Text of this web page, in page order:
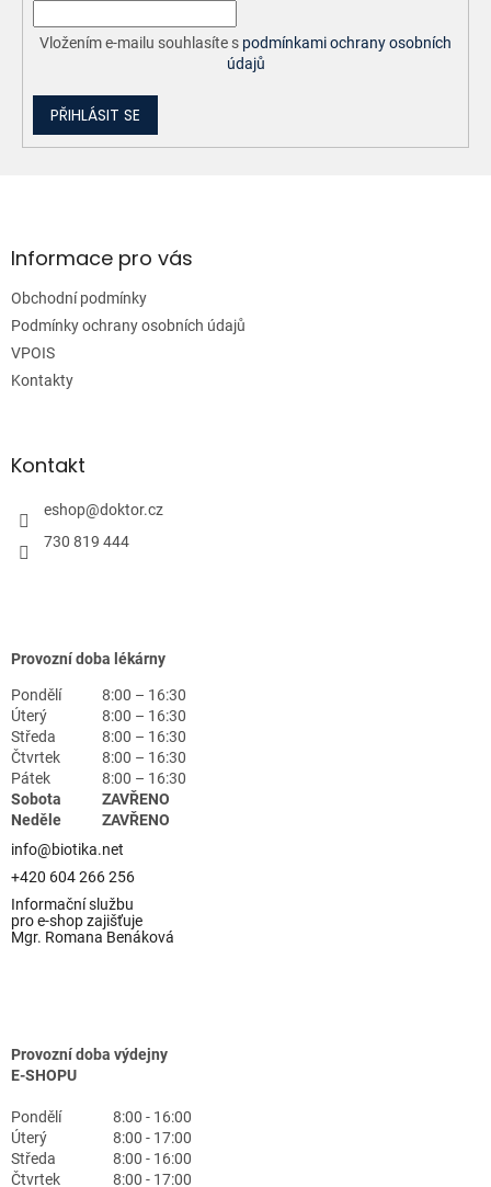
Vložením e-mailu souhlasíte s podmínkami ochrany osobních
údajů
PŘIHLÁSIT SE
aInformace pro vás
Obchodní podmínky
Podmínky ochrany osobních údajů
VPOIS
Kontakty
Kontakt
eshop@doktor.cz
730 819 444
Provozní doba lékárny
Pondělí
8:00 – 16:30
Úterý
8:00 – 16:30
Středa
8:00 – 16:30
Čtvrtek
8:00 – 16:30
Pátek
8:00 – 16:30
Sobota
ZAVŘENO
Neděle
ZAVŘENO
info@biotika.net
+420 604 266 256
Informační službu
pro e-shop zajišťuje
Mgr. Romana Benáková
Provozní doba výdejny
E-SHOPU
Pondělí
8:00 - 16:00
Úterý
8:00 - 17:00
Středa
8:00 - 16:00
Čtvrtek
8:00 - 17:00